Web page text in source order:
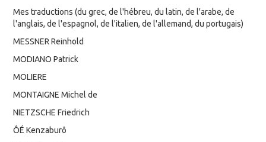
Mes traductions (du grec, de l'hébreu, du latin, de l'arabe, de
l'anglais, de l'espagnol, de l'italien, de l'allemand, du portugais)
MESSNER Reinhold
MODIANO Patrick
MOLIERE
MONTAIGNE Michel de
NIETZSCHE Friedrich
ÔÉ Kenzaburô